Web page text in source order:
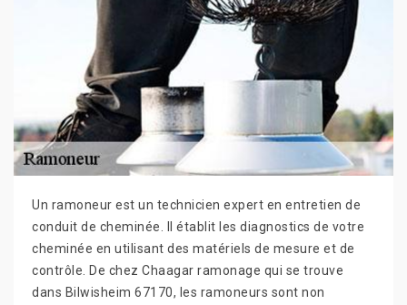
Un ramoneur est un technicien expert en entretien de
conduit de cheminée. Il établit les diagnostics de votre
cheminée en utilisant des matériels de mesure et de
contrôle. De chez Chaagar ramonage qui se trouve
dans Bilwisheim 67170, les ramoneurs sont non